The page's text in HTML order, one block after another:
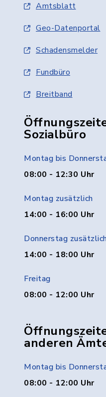
Amtsblatt
Geo-Datenportal
Schadensmelder
Fundbüro
Breitband
Sozialbüro
Montag bis
08:00 - 12:30 Uhr
Montag zusätzlich
14:00 - 16:00 Uhr
Donnerstag
14:00 - 18:00 Uhr
Freitag
08:00 - 12:00 Uhr
anderen
Montag bis
08:00 - 12:00 Uhr